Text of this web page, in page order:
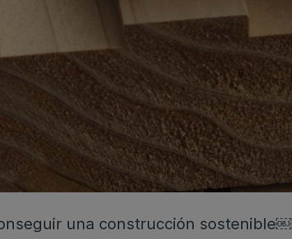
una construcción sostenible￼